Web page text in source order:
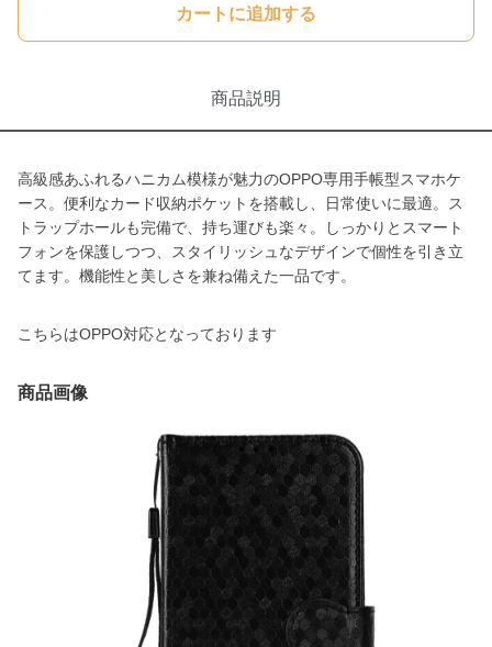
カートに追加する
商品説明
高級感あふれるハニカム模様が魅力のOPPO専用手帳型スマホケ
ース。便利なカード収納ポケットを搭載し、日常使いに最適。ス
トラップホールも完備で、持ち運びも楽々。しっかりとスマート
フォンを保護しつつ、スタイリッシュなデザインで個性を引き立
てます。機能性と美しさを兼ね備えた一品です。
こちらはOPPO対応となっております
商品画像